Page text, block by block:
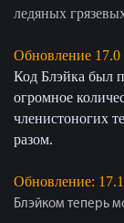
ледяных
Обновление 17.0
Код Блэйка был
огромное
членистоногих
разом.
Обновление: 17.1
Блэйком теперь